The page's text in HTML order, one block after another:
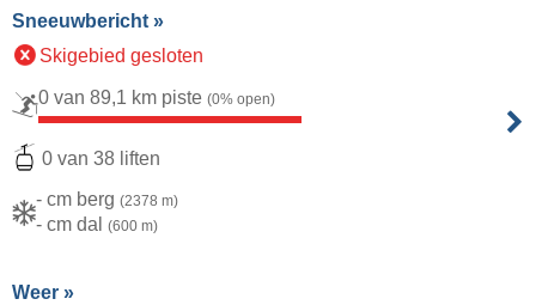
Sneeuwbericht »
Skigebied gesloten
0 van 89,1 km piste (0% open)
0 van 38 liften
- cm berg (2378 m)
- cm dal (600 m)
Weer »